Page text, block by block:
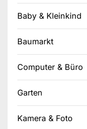
Baby & Kleinkind
Baumarkt
Computer & Büro
Garten
Kamera & Foto